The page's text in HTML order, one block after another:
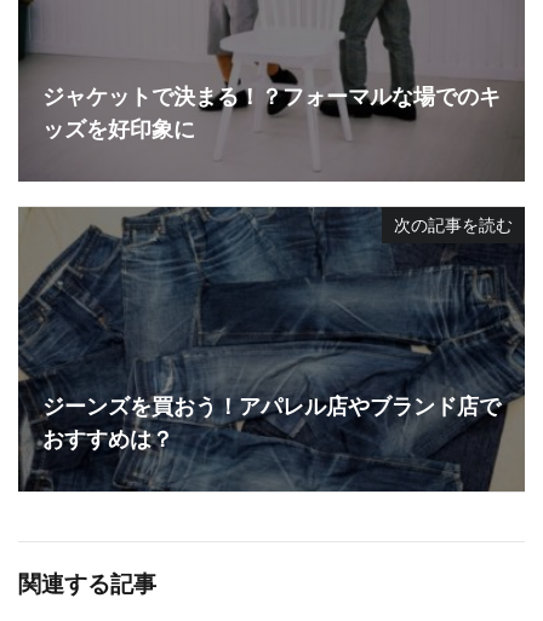
ジャケットで決まる！？フォーマルな場でのキ
ッズを好印象に
次の記事を読む
ジーンズを買おう！アパレル店やブランド店で
おすすめは？
関連する記事